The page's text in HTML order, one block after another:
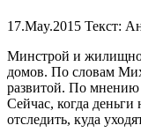
17.May.2015 Текст:
Минстрой и жилищно-
домов. По словам
развитой. По мнению
Сейчас, когда
отследить, куда